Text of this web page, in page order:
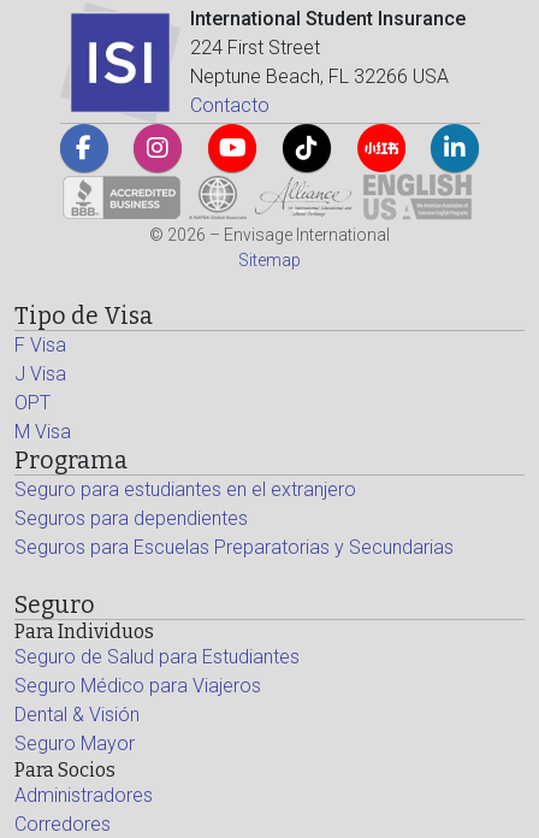
International Student Insurance
224 First Street
Neptune Beach, FL 32266 USA
Contacto
© 2026 – Envisage International
Sitemap
Tipo de Visa
F Visa
J Visa
OPT
M Visa
Programa
Seguro para estudiantes en el extranjero
Seguros para dependientes
Seguros para Escuelas Preparatorias y Secundarias
Seguro
Para Individuos
Seguro de Salud para Estudiantes
Seguro Médico para Viajeros
Dental & Visión
Seguro Mayor
Para Socios
Administradores
Corredores